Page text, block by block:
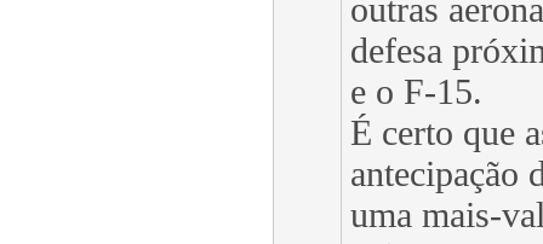
outras
defesa
e o F-15.
É certo que
antecipação
uma mais-